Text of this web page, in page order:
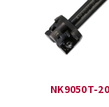
NK9050T-20